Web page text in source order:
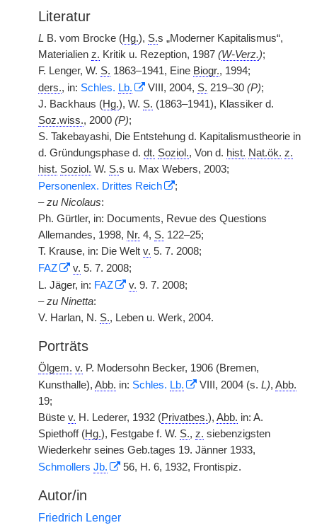
Literatur
L B. vom Brocke (Hg.), S.s „Moderner Kapitalismus“,
Materialien z. Kritik u. Rezeption, 1987 (W-Verz.);
F. Lenger, W. S. 1863–1941, Eine Biogr., 1994;
ders., in: Schles. Lb. VIII, 2004, S. 219–30 (P);
J. Backhaus (Hg.), W. S. (1863–1941), Klassiker d.
Soz.wiss., 2000 (P);
S. Takebayashi, Die Entstehung d. Kapitalismustheorie in
d. Gründungsphase d. dt. Soziol., Von d. hist. Nat.ök. z.
hist. Soziol. W. S.s u. Max Webers, 2003;
Personenlex. Drittes Reich
;
–zu Nicolaus:
Ph. Gürtler, in: Documents, Revue des Questions
Allemandes, 1998, Nr. 4, S. 122–25;
T. Krause, in: Die Welt v. 5. 7. 2008;
FAZ
v. 5. 7. 2008;
L. Jäger, in: FAZ v. 9. 7. 2008;
–zu Ninetta:
V. Harlan, N. S., Leben u. Werk, 2004.
Porträts
Ölgem. v. P. Modersohn Becker, 1906 (Bremen,
Kunsthalle), Abb. in: Schles. Lb. VIII, 2004 (s. L), Abb.
19;
Büste v. H. Lederer, 1932 (Privatbes.), Abb. in: A.
Spiethoff (Hg.), Festgabe f. W. S., z. siebenzigsten
Wiederkehr seines Geb.tages 19. Jänner 1933,
Schmollers Jb. 56, H. 6, 1932, Frontispiz.
Autor/in
Friedrich Lenger